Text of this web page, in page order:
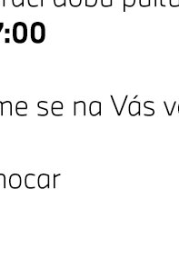
Skladové vozy
Modely
Finanční služby